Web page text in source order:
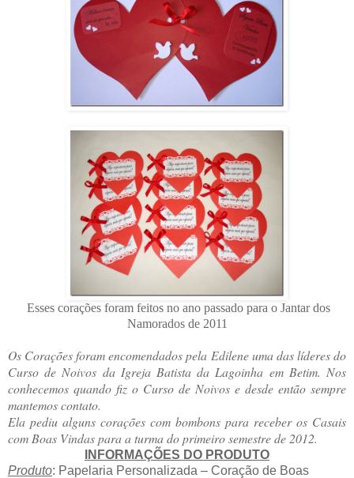
Esses corações foram feitos no ano passado para o Jantar dos
Namorados de 2011
Os Corações foram encomendados pela Edilene uma das líderes do
Curso de Noivos da Igreja Batista da Lagoinha em Betim. Nos
conhecemos quando fiz o Curso de Noivos e desde então sempre
mantemos contato.
Ela pediu alguns corações com bombons para receber os Casais
com Boas Vindas para a turma do primeiro semestre de 2012.
INFORMAÇÕES DO PRODUTO
Produto: Papelaria Personalizada – Coração de Boas